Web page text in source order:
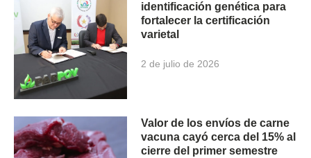
identificación genética para
fortalecer la certificación
varietal
2 de julio de 2026
Valor de los envíos de carne
vacuna cayó cerca del 15% al
cierre del primer semestre